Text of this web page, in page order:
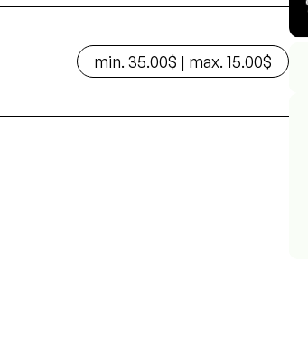
min. 35.00$ | max. 15.00$